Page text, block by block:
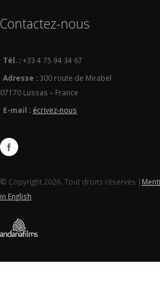
Contactez-nous
Tél. :+33 4 75 94 34 67
Adresse : 300 route de Mirabel
07170 Lussas – France
E-mail : écrivez-nous
© Copyright 2026. Tout droits réservés |
in English